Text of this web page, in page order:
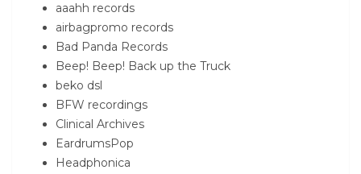
aaahh records
airbagpromo records
Bad Panda Records
Beep! Beep! Back up the Truck
beko dsl
BFW recordings
Clinical Archives
EardrumsPop
Headphonica